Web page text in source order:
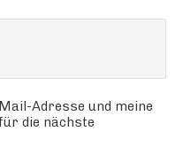
Adresse und meine
die nächste